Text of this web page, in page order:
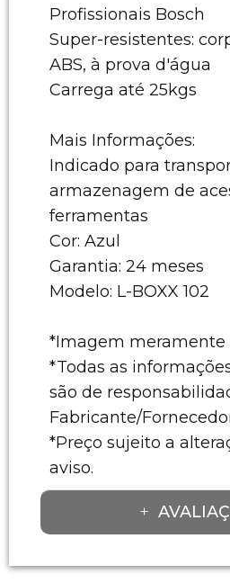
Profissionais Bosch
Super-resistentes:
ABS, à prova d'água
Carrega até 25kgs
Mais Informações:
Indicado para
armazenagem de
ferramentas
Cor: Azul
Garantia: 24 meses
Modelo: L-BOXX 102
*Imagem meramente
*Todas as
são de
Fabricante/
*Preço sujeito a
aviso.